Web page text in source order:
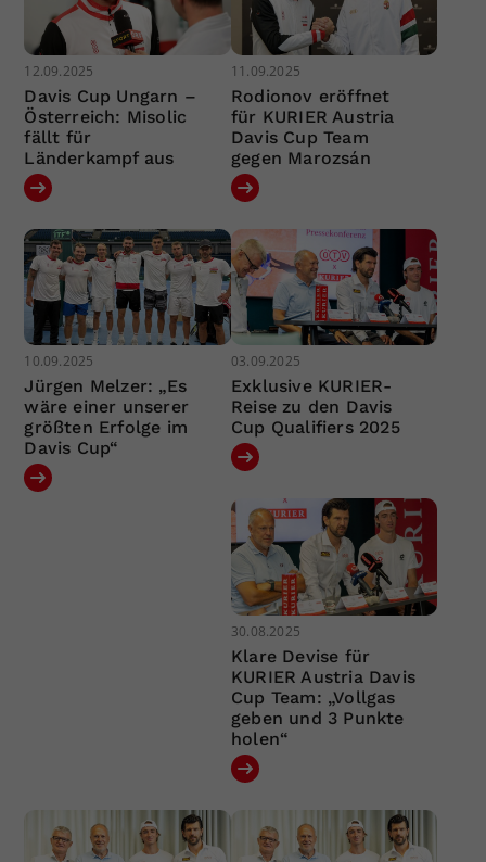
12.09.2025
Davis Cup Ungarn –
Österreich: Misolic
fällt für
Länderkampf aus
11.09.2025
Rodionov eröffnet
für KURIER Austria
Davis Cup Team
gegen Marozsán
10.09.2025
Jürgen Melzer: „Es
wäre einer unserer
größten Erfolge im
Davis Cup“
03.09.2025
Exklusive KURIER-
Reise zu den Davis
Cup Qualifiers 2025
30.08.2025
Klare Devise für
KURIER Austria Davis
Cup Team: „Vollgas
geben und 3 Punkte
holen“